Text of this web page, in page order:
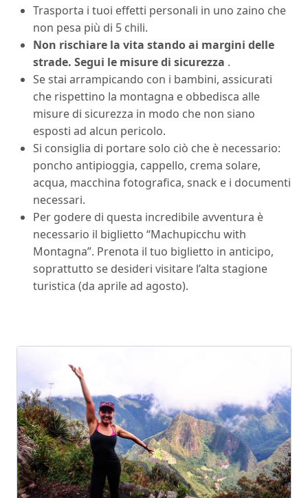
Trasporta i tuoi effetti personali in uno zaino che
non pesa più di 5 chili.
Non rischiare la vita stando ai margini delle
strade. Segui le misure di sicurezza .
Se stai arrampicando con i bambini, assicurati
che rispettino la montagna e obbedisca alle
misure di sicurezza in modo che non siano
esposti ad alcun pericolo.
Si consiglia di portare solo ciò che è necessario:
poncho antipioggia, cappello, crema solare,
acqua, macchina fotografica, snack e i documenti
necessari.
Per godere di questa incredibile avventura è
necessario il biglietto “Machupicchu with
Montagna”. Prenota il tuo biglietto in anticipo,
soprattutto se desideri visitare l’alta stagione
turistica (da aprile ad agosto).